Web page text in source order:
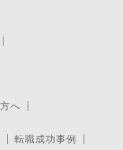
へ
転職成功事例